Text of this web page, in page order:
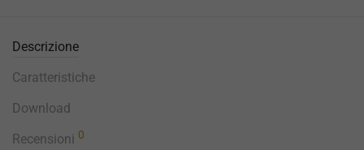
Descrizione
Caratteristiche
Download
Recensioni 0